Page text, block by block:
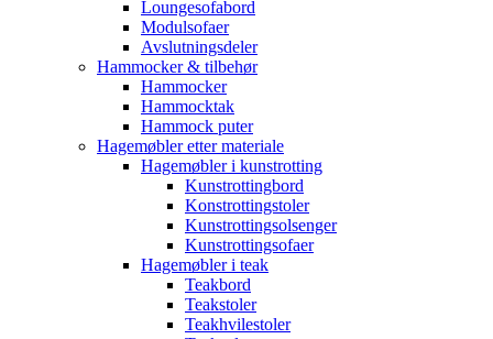
Loungesofabord
Modulsofaer
Avslutningsdeler
Hammocker & tilbehør
Hammocker
Hammocktak
Hammock puter
Hagemøbler etter materiale
Hagemøbler i kunstrotting
Kunstrottingbord
Konstrottingstoler
Kunstrottingsolsenger
Kunstrottingsofaer
Hagemøbler i teak
Teakbord
Teakstoler
Teakhvilestoler